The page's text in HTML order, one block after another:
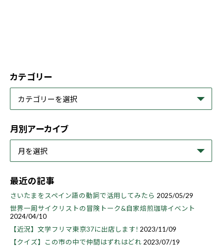
カテゴリー
月別アーカイブ
最近の記事
さいたまをスペイン語の動詞で活用してみたら 2025/05/29
世界一周サイクリストの冒険トーク&自家焙煎珈琲イベント
2024/04/10
【近況】文学フリマ東京37に出店します! 2023/11/09
【クイズ】この市の中で仲間はずれはどれ 2023/07/19